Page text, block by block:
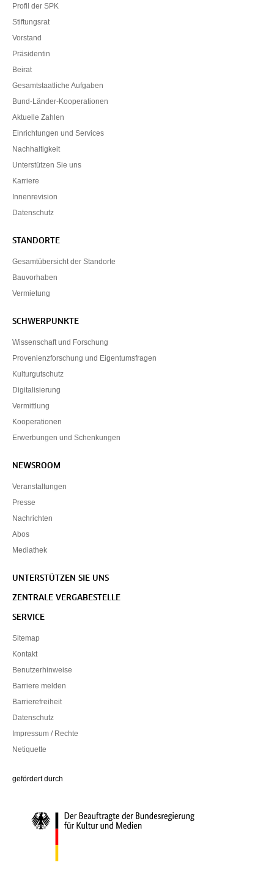
Profil der SPK
Stiftungsrat
Vorstand
Präsidentin
Beirat
Gesamtstaatliche Aufgaben
Bund-Länder-Kooperationen
Aktuelle Zahlen
Einrichtungen und Services
Nachhaltigkeit
Unterstützen Sie uns
Karriere
Innenrevision
Datenschutz
STANDORTE
Gesamtübersicht der Standorte
Bauvorhaben
Vermietung
SCHWERPUNKTE
Wissenschaft und Forschung
Provenienzforschung und Eigentumsfragen
Kulturgutschutz
Digitalisierung
Vermittlung
Kooperationen
Erwerbungen und Schenkungen
NEWSROOM
Veranstaltungen
Presse
Nachrichten
Abos
Mediathek
UNTERSTÜTZEN SIE UNS
ZENTRALE VERGABESTELLE
SERVICE
Sitemap
Kontakt
Benutzerhinweise
Barriere melden
Barrierefreiheit
Datenschutz
Impressum / Rechte
Netiquette
gefördert durch